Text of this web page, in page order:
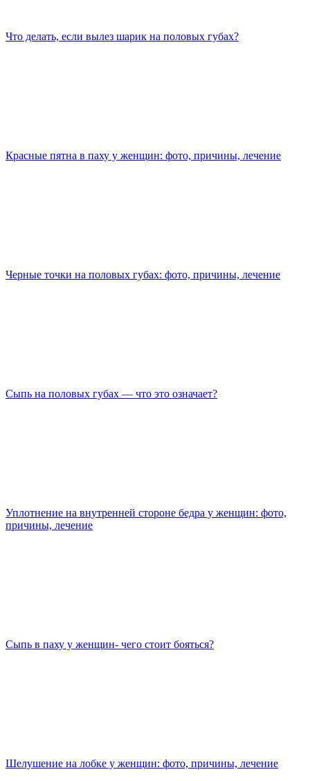
Что делать, если вылез шарик на половых губах?
Красные пятна в паху у женщин: фото, причины, лечение
Черные точки на половых губах: фото, причины, лечение
Сыпь на половых губах — что это означает?
Уплотнение на внутренней стороне бедра у женщин: фото,
причины, лечение
Сыпь в паху у женщин- чего стоит бояться?
Шелушение на лобке у женщин: фото, причины, лечение